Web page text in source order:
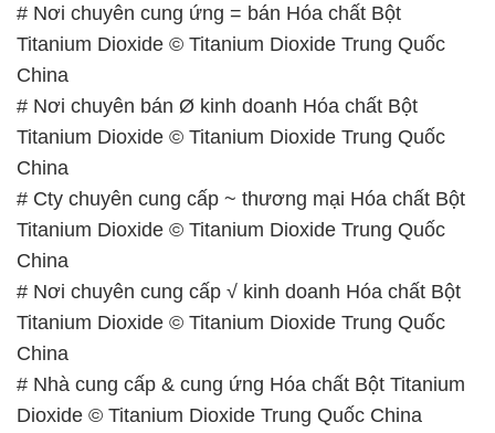
# Nơi chuyên cung ứng = bán Hóa chất Bột
Titanium Dioxide © Titanium Dioxide Trung Quốc
China
# Nơi chuyên bán Ø kinh doanh Hóa chất Bột
Titanium Dioxide © Titanium Dioxide Trung Quốc
China
# Cty chuyên cung cấp ~ thương mại Hóa chất Bột
Titanium Dioxide © Titanium Dioxide Trung Quốc
China
# Nơi chuyên cung cấp √ kinh doanh Hóa chất Bột
Titanium Dioxide © Titanium Dioxide Trung Quốc
China
# Nhà cung cấp & cung ứng Hóa chất Bột Titanium
Dioxide © Titanium Dioxide Trung Quốc China